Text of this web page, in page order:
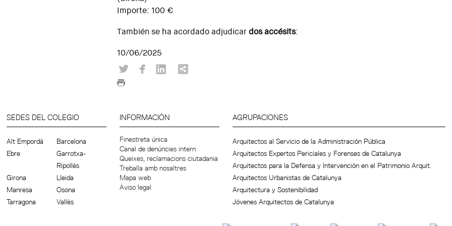
Importe: 100 €
También se ha acordado adjudicardos accésits:
10/06/2025
SEDES DEL COLEGIO
Alt Empordà
Barcelona
Ebre
Garrotxa-
Ripollès
Girona
Lleida
Manresa
Osona
Tarragona
Vallès
INFORMACIÓN
Finestreta única
Canal de denúncies intern
Queixes, reclamacions ciutadania
Treballa amb nosaltres
Mapa web
Aviso legal
AGRUPACIONES
Arquitectos al Servicio de la Administración Pública
Arquitectos Expertos Periciales y Forenses de Catalunya
Arquitectos para la Defensa y Intervención en el Patrimonio Arquit.
Arquitectos Urbanistas de Catalunya
Arquitectura y Sostenibilidad
Jóvenes Arquitectos de Catalunya